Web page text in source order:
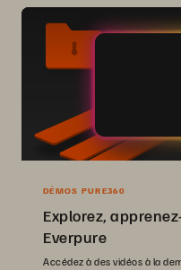
DÉMOS PURE360
Explorez,
Everpure
Accédez à des vidéos à la